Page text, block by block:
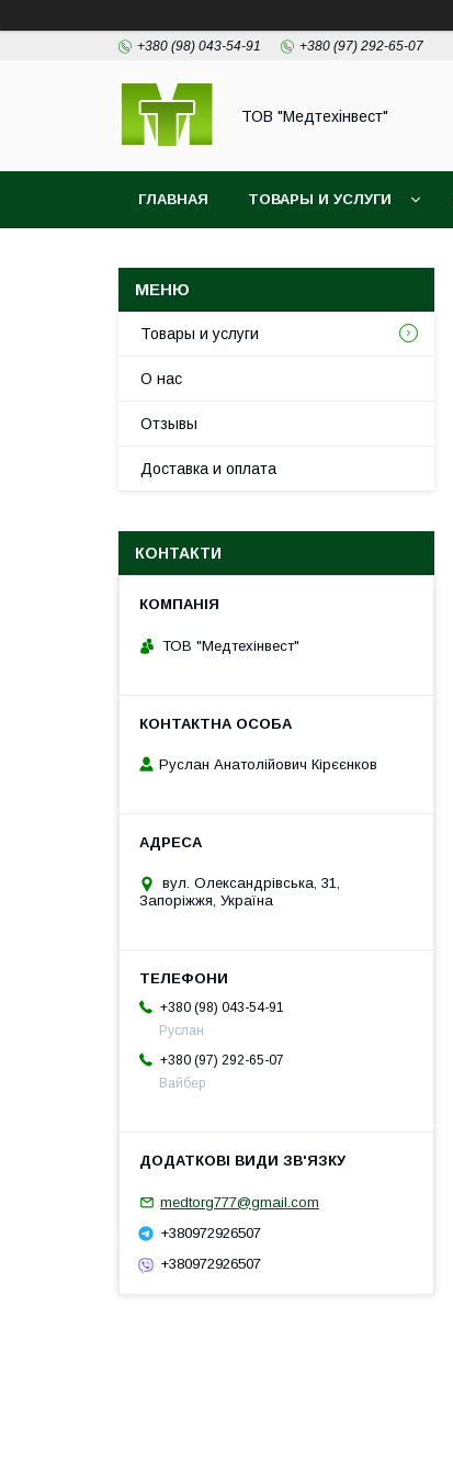
+380 (98) 043-54-91 +380 (97) 292-65-07
ТОВ "Медтехінвест"
ГЛАВНАЯ ТОВАРЫ И УСЛУГИ
Товары и услуги
О нас
Отзывы
Доставка и оплата
КОНТАКТИ
ТОВ "Медтехінвест"
Руслан Анатолійович Кірєєнков
вул. Олександрівська, 31,
Запоріжжя, Україна
+380 (98) 043-54-91
Руслан
+380 (97) 292-65-07
Вайбер
medtorg777@gmail.com
+380972926507
+380972926507